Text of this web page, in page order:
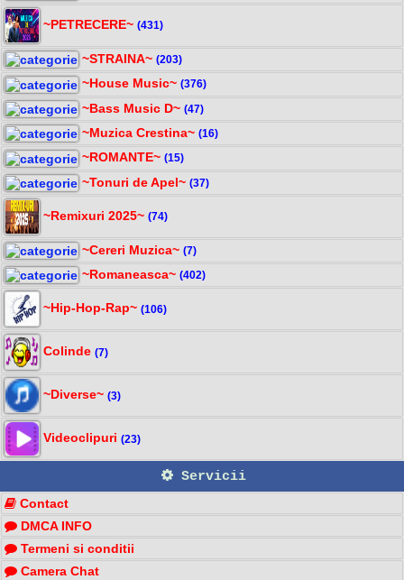
~PETRECERE~ (431)
~STRAINA~ (203)
~House Music~ (376)
~Bass Music D~ (47)
~Muzica Crestina~ (16)
~ROMANTE~ (15)
~Tonuri de Apel~ (37)
~Remixuri 2025~ (74)
~Cereri Muzica~ (7)
~Romaneasca~ (402)
~Hip-Hop-Rap~ (106)
Colinde (7)
~Diverse~ (3)
Videoclipuri (23)
Servicii
Contact
DMCA INFO
Termeni si conditii
Camera Chat